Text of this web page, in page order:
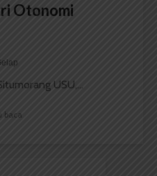
Otonomi
USU,...
baca